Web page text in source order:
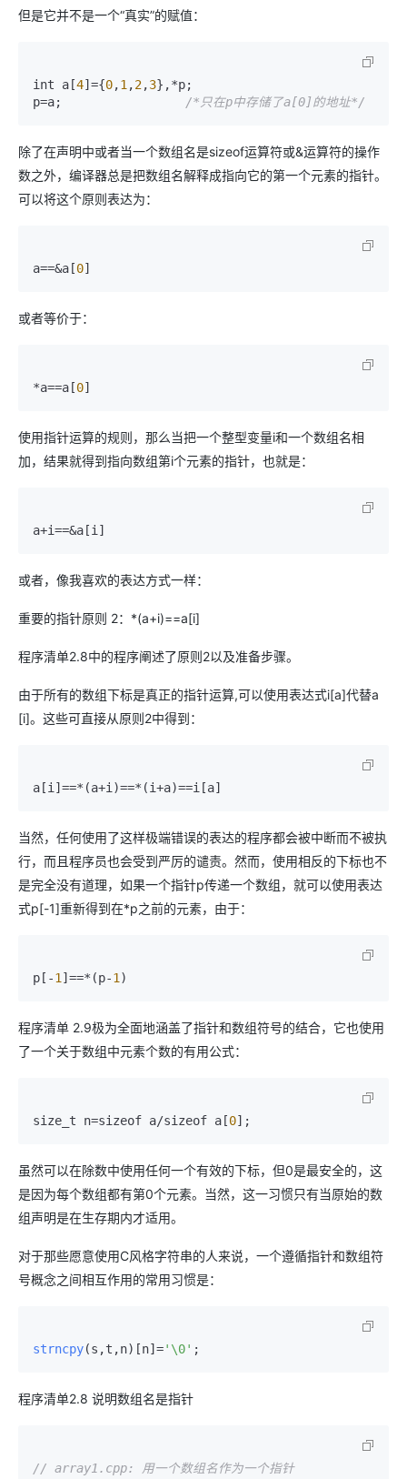
但是它并不是一个“真实”的赋值：
int a[4]={0,1 ,2,3},*p;
p=a;
/*只在p中存储了a[0]的地址*/
除了在声明中或者当一个数组名是sizeof运算符或&运算符的操作
数之外，编译器总是把数组名解释成指向它的第一个元素的指针。
可以将这个原则表达为：
a==&a[0
或者等价于：
*a==a[0
使用指针运算的规则，那么当把一个整型变量i和一个数组名相
加，结果就得到指向数组第i个元素的指针，也就是：
或者，像我喜欢的表达方式一样：
重要的指针原则 2：*(a+i)==a[i]
程序清单2.8中的程序阐述了原则2以及准备步骤。
由于所有的数组下标是真正的指针运算,可以使用表达式i[a]代替a
[i]。这些可直接从原则2中得到：
当然，任何使用了这样极端错误的表达的程序都会被中断而不被执
行，而且程序员也会受到严厉的谴责。然而，使用相反的下标也不
是完全没有道理，如果一个指针p传递一个数组，就可以使用表达
式p[-1]重新得到在*p之前的元素，由于：
p[-1 ]==*(p-1
程序清单 2.9极为全面地涵盖了指针和数组符号的结合，它也使用
了一个关于数组中元素个数的有用公式：
size_t n=sizeof a/sizeof a[0
虽然可以在除数中使用任何一个有效的下标，但0是最安全的，这
是因为每个数组都有第0个元素。当然，这一习惯只有当原始的数
组声明是在生存期内才适用。
对于那些愿意使用C风格字符串的人来说，一个遵循指针和数组符
号概念之间相互作用的常用习惯是：
strncpy(s,t,n)[n]='\0'
程序清单2.8 说明数组名是指针
// array1.cpp: 用一个数组名作为一个指针